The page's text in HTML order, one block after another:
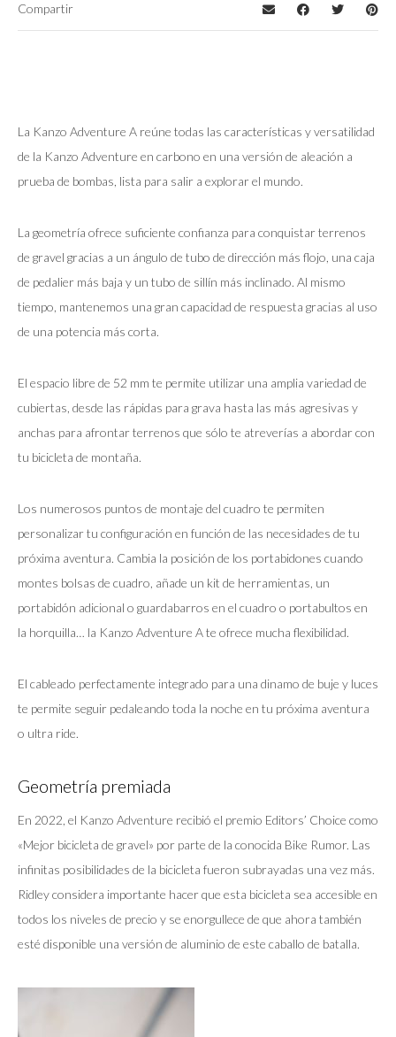
Compartir
La Kanzo Adventure A reúne todas las características y versatilidad
de la Kanzo Adventure en carbono en una versión de aleación a
prueba de bombas, lista para salir a explorar el mundo.
La geometría ofrece suficiente confianza para conquistar terrenos
de gravel gracias a un ángulo de tubo de dirección más flojo, una caja
de pedalier más baja y un tubo de sillín más inclinado. Al mismo
tiempo, mantenemos una gran capacidad de respuesta gracias al uso
de una potencia más corta.
El espacio libre de 52 mm te permite utilizar una amplia variedad de
cubiertas, desde las rápidas para grava hasta las más agresivas y
anchas para afrontar terrenos que sólo te atreverías a abordar con
tu bicicleta de montaña.
Los numerosos puntos de montaje del cuadro te permiten
personalizar tu configuración en función de las necesidades de tu
próxima aventura. Cambia la posición de los portabidones cuando
montes bolsas de cuadro, añade un kit de herramientas, un
portabidón adicional o guardabarros en el cuadro o portabultos en
la horquilla… la Kanzo Adventure A te ofrece mucha flexibilidad.
El cableado perfectamente integrado para una dinamo de buje y luces
te permite seguir pedaleando toda la noche en tu próxima aventura
o ultra ride.
Geometría premiada
En 2022, el Kanzo Adventure recibió el premio Editors’ Choice como
«Mejor bicicleta de gravel» por parte de la conocida Bike Rumor. Las
infinitas posibilidades de la bicicleta fueron subrayadas una vez más.
Ridley considera importante hacer que esta bicicleta sea accesible en
todos los niveles de precio y se enorgullece de que ahora también
esté disponible una versión de aluminio de este caballo de batalla.